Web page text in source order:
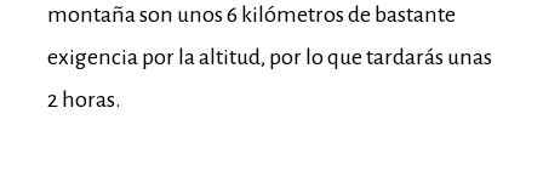
montaña son unos 6 kilómetros de bastante
exigencia por la altitud, por lo que tardarás unas
2 horas.